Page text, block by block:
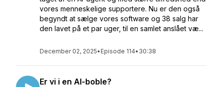
vores menneskelige supportere. Nu er den også
begyndt at sælge vores software og 38 salg har
den lavet på et par uger, til en samlet anslået væ...
December 02, 2025• Episode 114• 30:38
Er vi i en AI-boble?